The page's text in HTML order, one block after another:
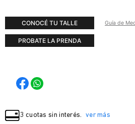
CONOCÉ TU TALLE Guía de
PROBATE LA PRENDA
3 cuotas sin interés. ver más